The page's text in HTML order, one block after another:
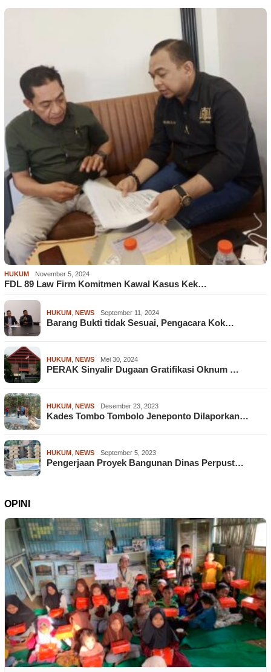
HUKUM November 5, 2024
FDL 89 Law Firm Komitmen Kawal Kasus Kek…
HUKUM NEWS September 11, 2024
Barang Bukti tidak Sesuai, Pengacara Kok…
HUKUM NEWS Mei 30, 2024
PERAK Sinyalir Dugaan Gratifikasi Oknum …
HUKUM NEWS Desember 23, 2023
Kades Tombo Tombolo Jeneponto Dilaporkan…
HUKUM NEWS September 5, 2023
Pengerjaan Proyek Bangunan Dinas Perpust…
OPINI